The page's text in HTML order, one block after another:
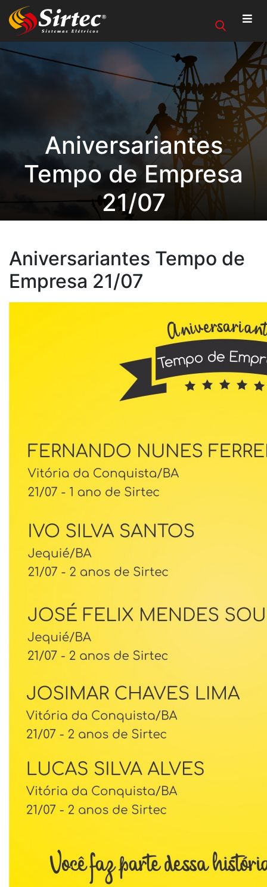
Aniversariantes
Tempo de Empresa
21/07
Aniversariantes Tempo de
Empresa 21/07